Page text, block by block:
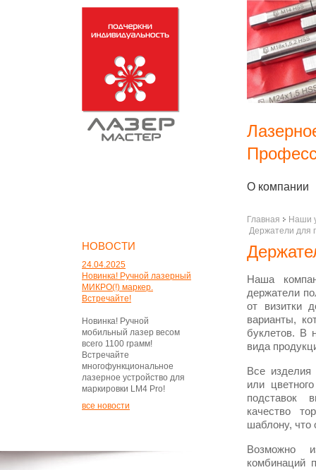
О компании
НОВОСТИ
24.04.2025
Новинка! Ручной лазерный
МИКРО(!) маркер.
Встречайте!
Новинка! Ручной
мобильный лазер весом
всего 1100 грамм!
Встречайте
многофункциональное
лазерное устройство для
маркировки LM4 Pro!
все новости
Главная
Наши
Держатели для
Наша
держатели
от визитки
варианты,
буклетов. В
вида
Все изделия
или
подставок
качество
шаблону, что
Возможно
комбинаций